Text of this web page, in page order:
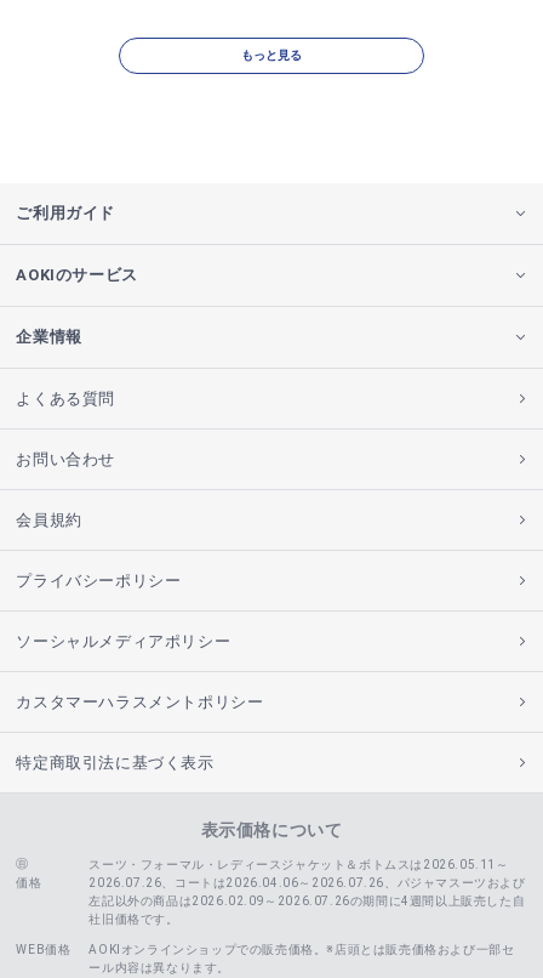
もっと見る
ご利用ガイド
AOKIのサービス
企業情報
よくある質問
お問い合わせ
会員規約
プライバシーポリシー
ソーシャルメディアポリシー
カスタマーハラスメントポリシー
特定商取引法に基づく表示
表示価格について
価格
スーツ・フォーマル・レディースジャケット＆ボトムスは2026.05.11～
2026.07.26、コートは2026.04.06～2026.07.26、
パジャマスーツおよび
左記以外の商品は2026.02.09～2026.07.26の期間に4週間以上販売した自
社旧価格です。
WEB価格
AOKIオンラインショップでの販売価格。※店頭とは販売価格および一部セ
ール内容は異なります。